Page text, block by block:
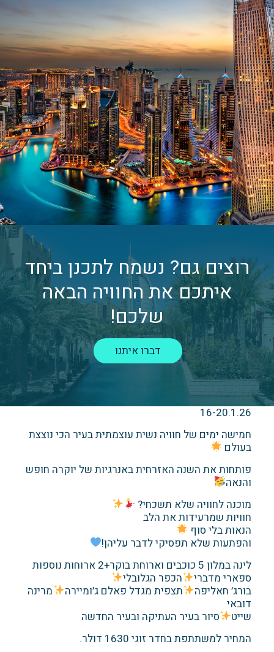
רוצים גם? נשמח לתכנן ביחד
איתכם את החוויה הבאה
שלכם!
דברו איתנו
16-20.1.26
חמישה ימים של חוויה נשית עוצמתית בעיר הכי נוצצת
בעולם
פותחות את השנה האזרחית באנרגיות של יוקרה חופש
והנאה
מוכנה לחוויה שלא תשכחי?
חוויות שמרעידות את הלב
הנאות בלי סוף
והפתעות שלא תפסיקי לדבר עליהן!
לינה במלון 5 כוכבים וארוחת בוקר+2 ארוחות נוספות
ספארי מדברי
הכפר הגלובלי
בורג׳ חאליפה
תצפית מגדל פאלם ג׳ומיירה
מרינה
דובאי
שייט
סיור בעיר העתיקה ובעיר החדשה
המחיר למשתתפת בחדר זוגי 1630 דולר.